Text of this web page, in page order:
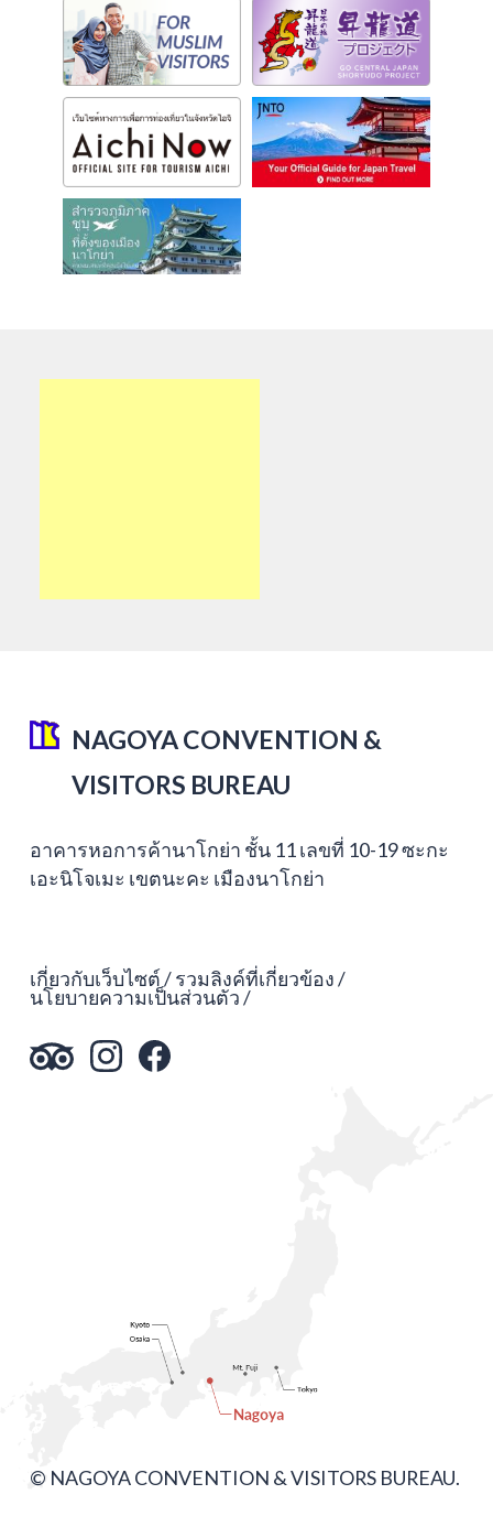
NAGOYA CONVENTION &
VISITORS BUREAU
อาคารหอการค้านาโกย่า ชั้น 11 เลขที่ 10-19 ซะกะ
เอะนิโจเมะ เขตนะคะ เมืองนาโกย่า
เกี่ยวกับเว็บไซต์ รวมลิงค์ที่เกี่ยวข้อง
นโยบายความเป็นส่วนตัว
© NAGOYA CONVENTION & VISITORS BUREAU.